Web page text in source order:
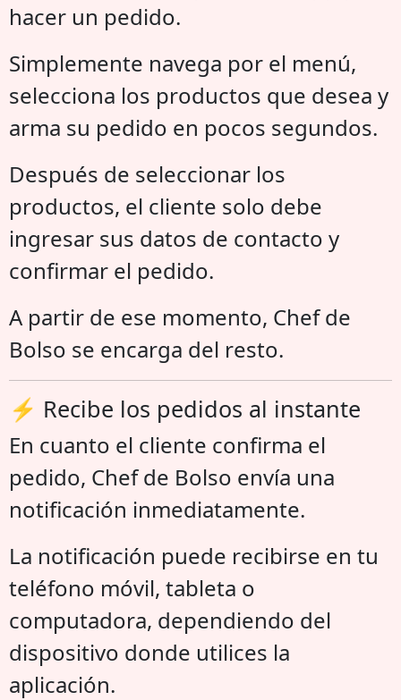
hacer un pedido.
Simplemente navega por el menú,
selecciona los productos que desea y
arma su pedido en pocos segundos.
Después de seleccionar los
productos, el cliente solo debe
ingresar sus datos de contacto y
confirmar el pedido.
A partir de ese momento, Chef de
Bolso se encarga del resto.
⚡ Recibe los pedidos al instante
En cuanto el cliente confirma el
pedido, Chef de Bolso envía una
notificación inmediatamente.
La notificación puede recibirse en tu
teléfono móvil, tableta o
computadora, dependiendo del
dispositivo donde utilices la
aplicación.